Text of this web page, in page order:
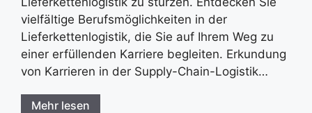
vielfältige Berufsmöglichkeiten in der
Lieferkettenlogistik, die Sie auf Ihrem Weg zu
einer erfüllenden Karriere begleiten. Erkundung
von Karrieren in der Supply-Chain-Logistik…
Mehr lesen